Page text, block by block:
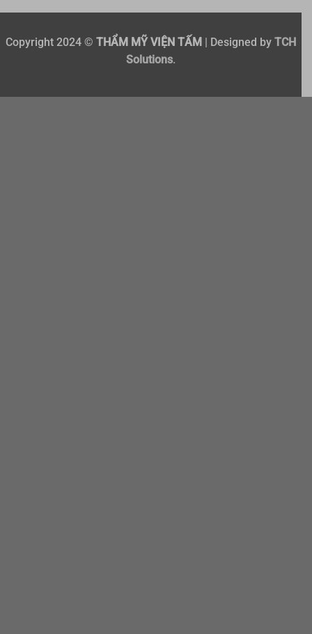
Copyright 2024 © THẨM MỸ VIỆN TẤM | Designed by TCH
Solutions.